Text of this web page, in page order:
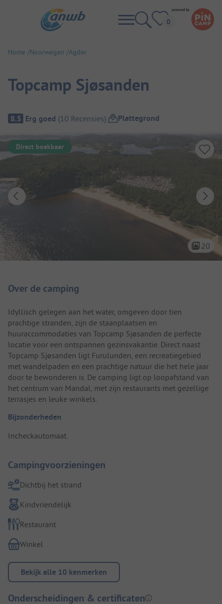
Home Noorwegen Agder
Topcamp Sjøsanden
Camping overzicht
8.5 Erg goed (10 Recensies) Plattegrond
Direct boekbaar
20
Over de camping
Idyllisch gelegen aan het water, omgeven door tien
prachtige stranden, zijn de staanplaatsen en
huuraccommodaties van Topcamp Sjøsanden de perfecte
locatie voor een ontspannen gezinsvakantie. Direct naast
Topcamp Sjøsanden ligt Furulunden, een recreatiegebied
met wandelpaden en een prachtige natuur die het hele jaar
door te bewonderen is. De camping ligt op loopafstand van
het centrum van Mandal, met zijn restaurants met gezellige
terrasjes en leuke winkels.
Bijzonderheden
Incheckautomaat.
Campingvoorzieningen
Dichtbij het strand
Kindvriendelijk
Restaurant
Winkel
Bekijk alle 10 kenmerken
Onderscheidingen & certificaten